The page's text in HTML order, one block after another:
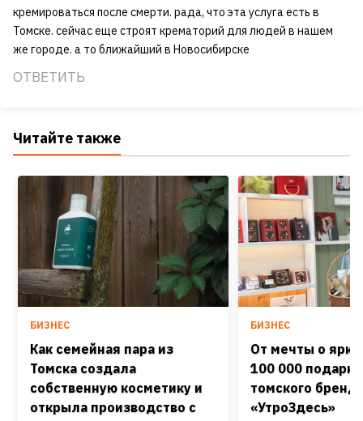
кремироваться после смерти. рада, что эта услуга есть в
Томске. сейчас еще строят крематорий для людей в нашем
же городе. а то ближайший в Новосибирске
ОТВЕТИТЬ
Читайте также
БИЗНЕС
Как семейная пара из
Томска создала
собственную косметику и
открыла производство с
БИЗНЕС
От мечты о
100 000
томского
«УтроЗдесь»